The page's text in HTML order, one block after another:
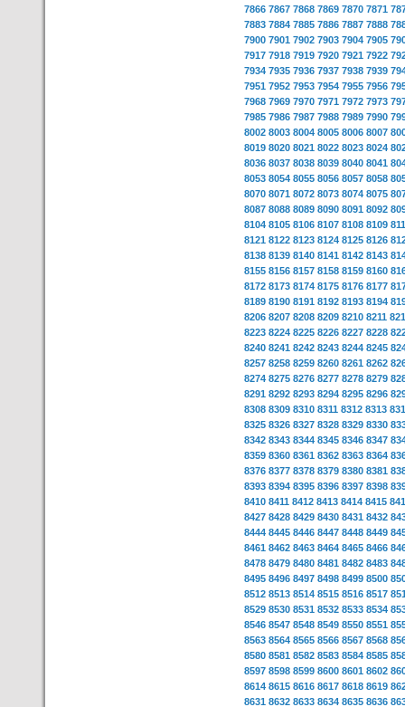
7866 7867 7868 7869 7870 7871
7883 7884 7885 7886 7887 7888
7900 7901 7902 7903 7904 7905
7917 7918 7919 7920 7921 7922
7934 7935 7936 7937 7938 7939
7951 7952 7953 7954 7955 7956
7968 7969 7970 7971 7972 7973
7985 7986 7987 7988 7989 7990
8002 8003 8004 8005 8006 8007
8019 8020 8021 8022 8023 8024
8036 8037 8038 8039 8040 8041
8053 8054 8055 8056 8057 8058
8070 8071 8072 8073 8074 8075
8087 8088 8089 8090 8091 8092
8104 8105 8106 8107 8108 8109
8121 8122 8123 8124 8125 8126
8138 8139 8140 8141 8142 8143
8155 8156 8157 8158 8159 8160
8172 8173 8174 8175 8176 8177
8189 8190 8191 8192 8193 8194
8206 8207 8208 8209 8210 8211
8223 8224 8225 8226 8227 8228
8240 8241 8242 8243 8244 8245
8257 8258 8259 8260 8261 8262
8274 8275 8276 8277 8278 8279
8291 8292 8293 8294 8295 8296
8308 8309 8310 8311 8312 8313
8325 8326 8327 8328 8329 8330
8342 8343 8344 8345 8346 8347
8359 8360 8361 8362 8363 8364
8376 8377 8378 8379 8380 8381
8393 8394 8395 8396 8397 8398
8410 8411 8412 8413 8414 8415
8427 8428 8429 8430 8431 8432
8444 8445 8446 8447 8448 8449
8461 8462 8463 8464 8465 8466
8478 8479 8480 8481 8482 8483
8495 8496 8497 8498 8499 8500
8512 8513 8514 8515 8516 8517
8529 8530 8531 8532 8533 8534
8546 8547 8548 8549 8550 8551
8563 8564 8565 8566 8567 8568
8580 8581 8582 8583 8584 8585
8597 8598 8599 8600 8601 8602
8614 8615 8616 8617 8618 8619
8631 8632 8633 8634 8635 8636